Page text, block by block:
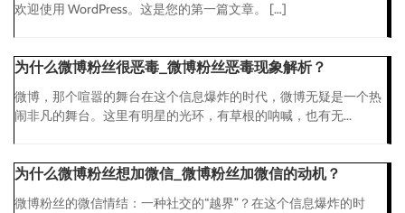
欢迎使用 WordPress。这是您的第一篇文章。 […]
为什么微博粉丝很恶毒_微博粉丝恶毒现象解析？
微博，那个喧嚣的舞台在这个信息爆炸的时代，微博无疑是一个热
闹非凡的舞台。这里有明星的光环，有草根的呐喊，也有无...
为什么微博粉丝想加微信_微博粉丝加微信的动机？
微博粉丝的微信情结：一种社交的“越界”？在这个信息爆炸的时